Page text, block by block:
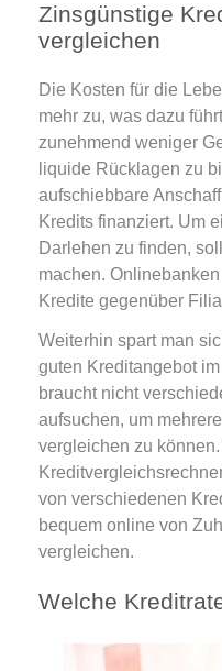
Zinsgünstige
vergleichen
Die Kosten für die
mehr zu, was dazu
zunehmend weniger
liquide Rücklagen zu
aufschiebbare
Kredits finanziert. Um
Darlehen zu finden,
machen.
Kredite gegenüber
Weiterhin spart man
guten Kreditangebot
braucht nicht
aufsuchen, um
vergleichen zu
von verschiedenen
bequem online von
vergleichen.
Welche